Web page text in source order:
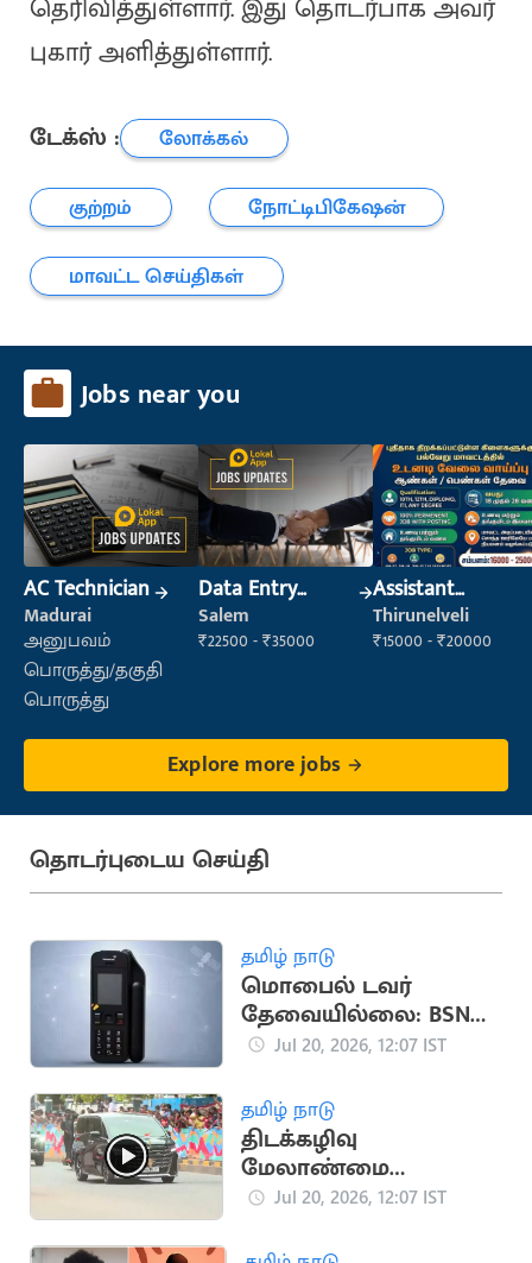
தெரிவித்துள்ளார். இது தொடர்பாக அவர்
புகார் அளித்துள்ளார்.
டேக்ஸ் :
லோக்கல்
குற்றம்
நோட்டிபிகேஷன்
மாவட்ட செய்திகள்
Jobs near you
AC Technician
Madurai
அனுபவம்
பொருத்து/தகுதி
பொருத்து
Data Entry
Operator
Salem
₹22500 - ₹35000
Assistant
Manager
Thirunelveli
₹15000 - ₹20000
Explore more jobs
தொடர்புடைய செய்தி
தமிழ் நாடு
மொபைல் டவர்
தேவையில்லை: BSNL-
ன் புதிய
போன்
Jul 20, 2026, 12:07 IST
தமிழ் நாடு
திடக்கழிவு
மேலாண்மை
நிலையத்தில்
ஆய்வு
Jul 20, 2026, 12:07 IST